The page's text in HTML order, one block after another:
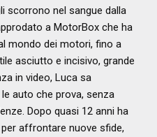
scorrono nel sangue dalla
a MotorBox che ha
mondo dei motori, fino a
asciutto e incisivo, grande
in video, Luca sa
auto che prova, senza
Dopo quasi 12 anni ha
affrontare nuove sfide,